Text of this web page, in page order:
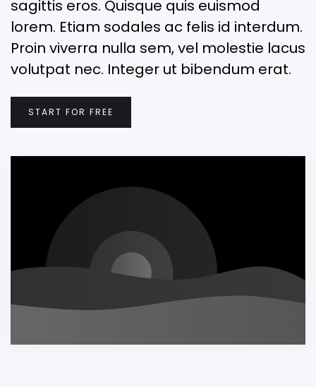
sagittis eros. Quisque quis euismod
lorem. Etiam sodales ac felis id interdum.
Proin viverra nulla sem, vel molestie lacus
volutpat nec. Integer ut bibendum erat.
START FOR FREE